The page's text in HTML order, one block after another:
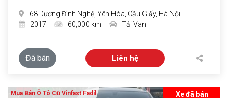
68 Dương Đình Nghệ, Yên Hòa, Cầu Giấy, Hà Nội
2017
60,000 km Tải Van
Đã bán Liên hệ
Xe đã bán
Mua Bán Ô Tô Cũ Vinfast Fadil